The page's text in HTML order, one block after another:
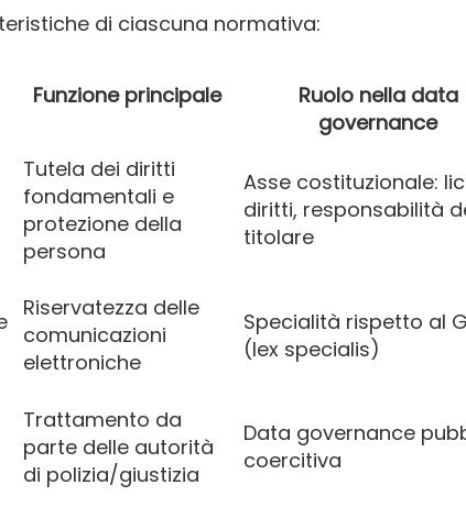
di ciascuna normativa:
Funzione principale
Ruolo nella data
governance
Tutela dei diritti
fondamentali e
protezione della
persona
Asse costituzionale:
diritti, responsabilità
titolare
Riservatezza delle
comunicazioni
elettroniche
Specialità rispetto al
(lex specialis)
Trattamento da
parte delle autorità
di polizia/giustizia
Data governance
coercitiva